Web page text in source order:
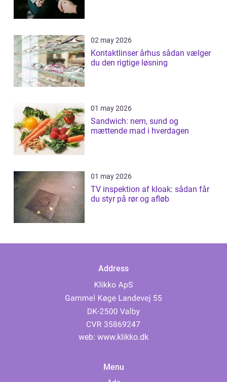
02 may 2026
Kontaktlinser århus sådan vælger
du den rigtige løsning
01 may 2026
Sandwich: nem, sund og
mættende mad i hverdagen
01 may 2026
TV inspektion af kloak: sådan får
du styr på rør og afløb
Address
web: www.klikko.dk
Menu